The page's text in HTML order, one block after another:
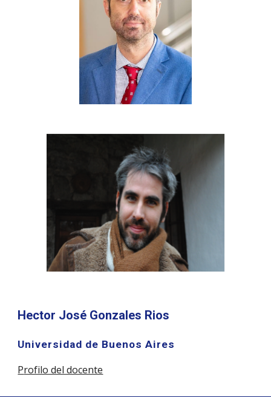
Hector José Gonzales Rios
Universidad de Buenos Aires
Profilo del docente